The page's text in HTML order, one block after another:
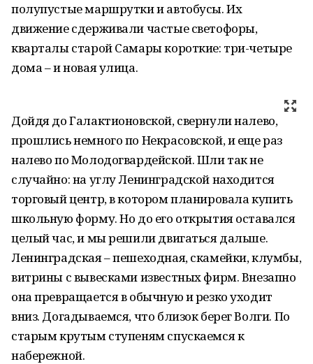
полупустые маршрутки и автобусы. Их
движение сдерживали частые светофоры,
кварталы старой Самары короткие: три-четыре
дома – и новая улица.
Дойдя до Галактионовской, свернули налево,
прошлись немного по Некрасовской, и еще раз
налево по Молодогвардейской. Шли так не
случайно: на углу Ленинградской находится
торговый центр, в котором планировала купить
школьную форму. Но до его открытия оставался
целый час, и мы решили двигаться дальше.
Ленинградская – пешеходная, скамейки, клумбы,
витрины с вывесками известных фирм. Внезапно
она превращается в обычную и резко уходит
вниз. Догадываемся, что близок берег Волги. По
старым крутым ступеням спускаемся к
набережной.